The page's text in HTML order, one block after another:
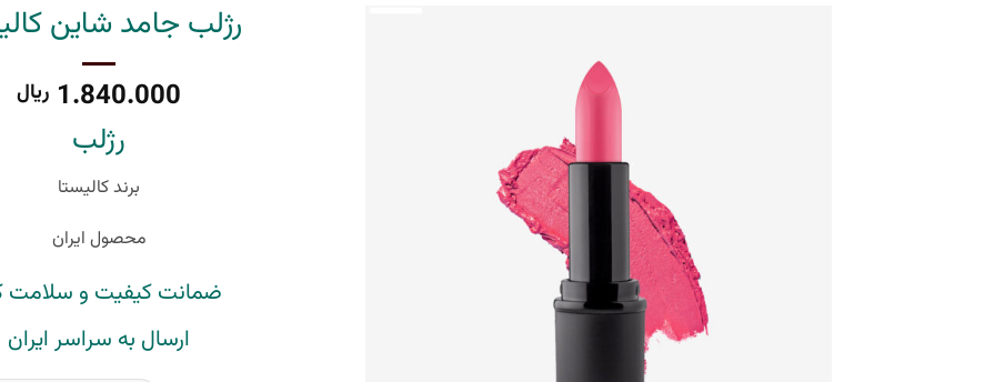
رژلب جامد شاین
1.840.000 ریال
رژلب
برند کالیستا
محصول ایران
ضمانت کیفیت و سلامت
ارسال به سراسر ایران